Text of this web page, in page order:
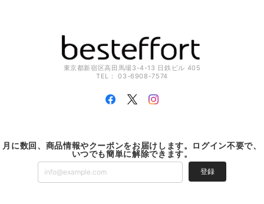
東京都新宿区高田馬場3-4-13 日鉄ビル 405
TEL： 03-6908-7574
月に数回、商品情報やクーポンをお届けします。ログイン不要で、
いつでも簡単に解除できます。
登録